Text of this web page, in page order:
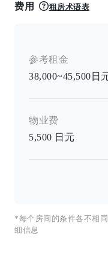
费用 租房术语表
参考租金
38,000~45,500日
物业费
5,500 日元
*每个房间的条件各不相
细信息